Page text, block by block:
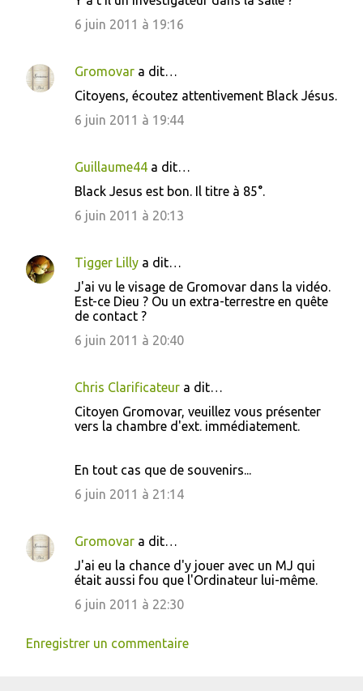
6 juin 2011 à 19:16
Gromovar a dit…
Citoyens, écoutez attentivement Black Jésus.
6 juin 2011 à 19:44
Guillaume44 a dit…
Black Jesus est bon. Il titre à 85°.
6 juin 2011 à 20:13
Tigger Lilly a dit…
J'ai vu le visage de Gromovar dans la vidéo.
Est-ce Dieu ? Ou un extra-terrestre en quête
de contact ?
6 juin 2011 à 20:40
Chris Clarificateur a dit…
Citoyen Gromovar, veuillez vous présenter
vers la chambre d'ext. immédiatement.
En tout cas que de souvenirs...
6 juin 2011 à 21:14
Gromovar a dit…
J'ai eu la chance d'y jouer avec un MJ qui
était aussi fou que l'Ordinateur lui-même.
6 juin 2011 à 22:30
Enregistrer un commentaire